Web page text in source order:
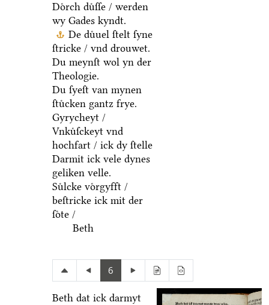
Doͤrch duͤſſe / werden
wy Gades kyndt.
De duͤuel ſtelt ſyne
ſtricke / vnd drouwet.
Du meynſt wol yn der
Theologie.
Du ſyeſt van mynen
ſtuͤcken gantz frye.
Gyrycheyt /
Vnkuͤſckeyt vnd
hochfart / ick dy ſtelle
Darmit ick vele dynes
geliken velle.
Suͤlcke voͤrgyfft /
beſtricke ick mit der
ſoͤte /
Beth
6
Beth dat ick darmyt